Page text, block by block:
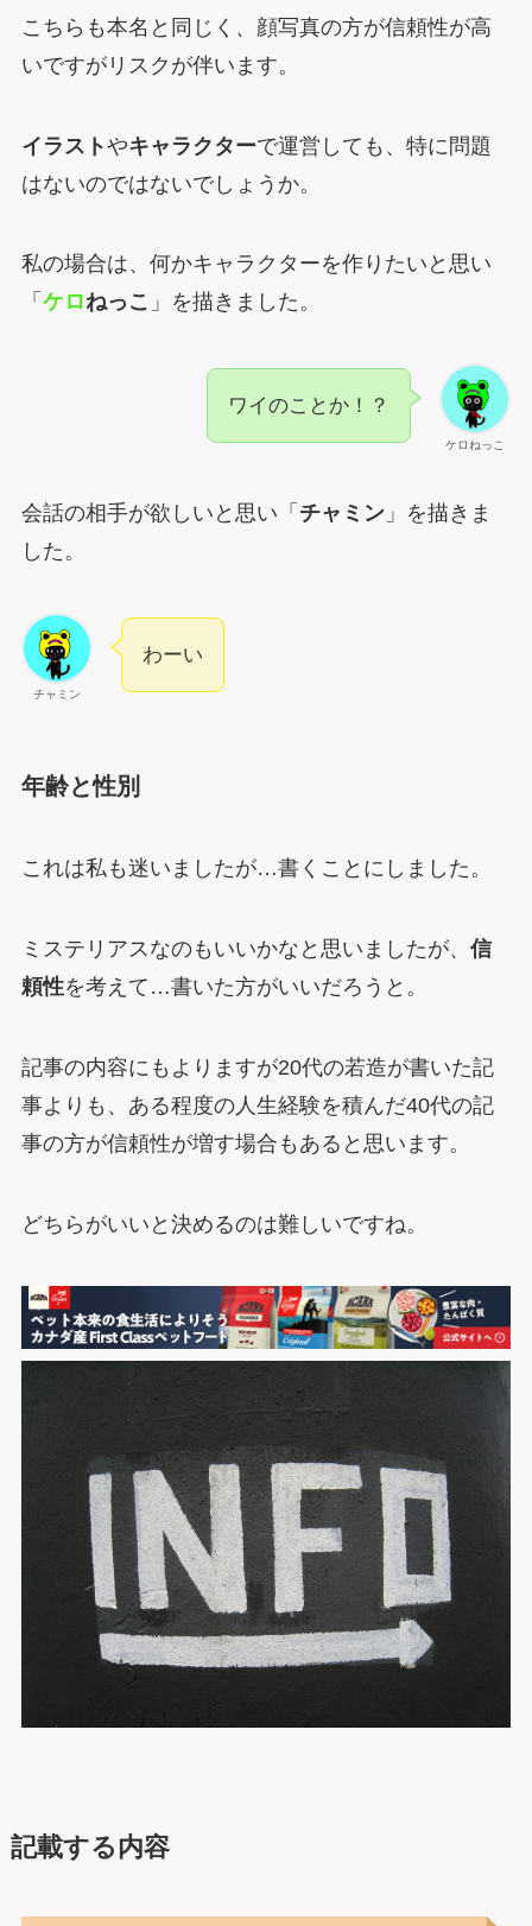
こちらも本名と同じく、顔写真の方が信頼性が高
いですがリスクが伴います。
イラストやキャラクターで運営しても、特に問題
はないのではないでしょうか。
私の場合は、何かキャラクターを作りたいと思い
「 ケロねっこ 」を描きました。
ケロねっこ
ワイのことか！？
会話の相手が欲しいと思い「 チャミン」を描きま
した。
チャミン
わーい
年齢と性別
これは私も迷いましたが…書くことにしました。
ミステリアスなのもいいかなと思いましたが、 信
頼性を考えて…書いた方がいいだろうと。
記事の内容にもよりますが20代の若造が書いた記
事よりも、ある程度の人生経験を積んだ40代の記
事の方が信頼性が増す場合もあると思います。
どちらがいいと決めるのは難しいですね。
記載する内容